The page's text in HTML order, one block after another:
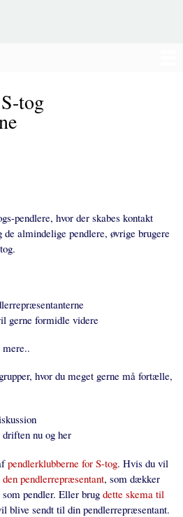
tog
pendlere, hvor der skabes kontakt
almindelige pendlere, øvrige brugere
gerne formidle videre
hvor du meget gerne må fortælle,
nu og her
pendlerklubberne for S-tog. Hvis du vil
den pendlerrepræsentant, som dækker
pendler. Eller brug dette skema til
blive sendt til din pendlerrepræsentant.